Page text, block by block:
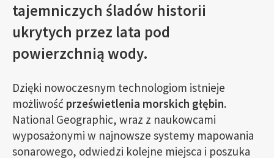
tajemniczych śladów historii
ukrytych przez lata pod
powierzchnią wody.
Dzięki nowoczesnym technologiom istnieje
możliwość prześwietlenia morskich głębin.
National Geographic, wraz z naukowcami
wyposażonymi w najnowsze systemy mapowania
sonarowego, odwiedzi kolejne miejsca i poszuka